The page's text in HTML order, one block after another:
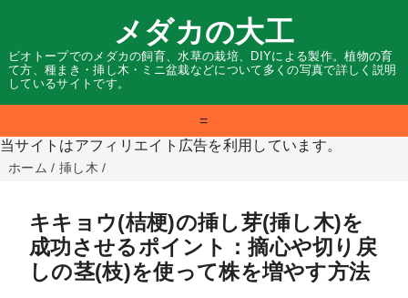
メダカの大工
ビオトープでのメダカの飼育、水草の栽培、DIYによる製作。植物の育
て方、種まき・挿し木・ミニ盆栽などについて多くの写真で詳しく説明
しているサイトです。
=
当サイトはアフィリエイト広告を利用しています。
ホーム / 挿し木 /
キキョウ(桔梗)の挿し芽(挿し木)を
成功させるポイント：摘心や切り戻
しの茎(枝)を使って株を増やす方法